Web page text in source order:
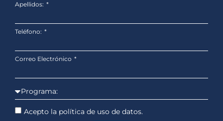
Apellidos:
Teléfono:
Correo Electrónico
Acepto la política de uso de datos.